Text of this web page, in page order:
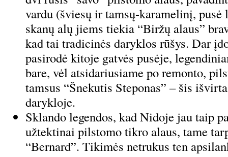
vardu (šviesų ir tamsų-karamelinį,
skanų alų jiems tiekia “Biržų alaus”
kad tai tradicinės daryklos rūšys. Dar
pasirodė kitoje gatvės pusėje,
bare, vėl atsidariusiame po remonto,
tamsus “Šnekutis Steponas” – šis
darykloje.
Sklando legendos, kad Nidoje jau taip
užtektinai pilstomo tikro alaus, tame
“Bernard”. Tikimės netrukus ten